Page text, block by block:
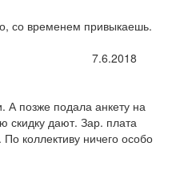
со временем привыкаешь.
7.6.2018
А позже подала анкету на
скидку дают. Зар. плата
коллективу ничего особо